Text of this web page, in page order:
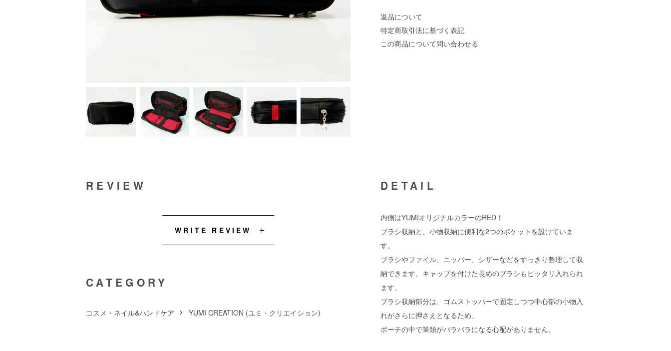
返品について
特定商取引法に基づく表記
この商品について問い合わせる
DETAIL
内側はYUMIオリジナルカラーのRED！
ブラシ収納と、小物収納に便利な2つのポケットを設けていま
す。
ブラシやファイル、ニッパー、シザーなどをすっきり整理して収
納できます。キャップを付けた長めのブラシもピッタリ入れられ
ます。
ブラシ収納部分は、ゴムストッパーで固定しつつ中心部の小物入
れがさらに押さえとなるため、
ポーチの中で筆類がバラバラになる心配がありません。
REVIEW
WRITE REVIEW
CATEGORY
コスメ・ネイル&ハンドケア YUMI CREATION (ユミ・クリエイション)